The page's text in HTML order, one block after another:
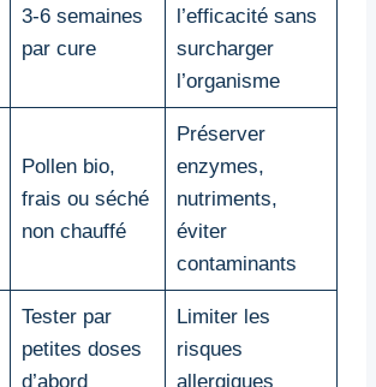
3-6 semaines
par cure
l’efficacité sans
surcharger
l’organisme
Pollen bio,
frais ou séché
non chauffé
Préserver
enzymes,
nutriments,
éviter
contaminants
Tester par
petites doses
d’abord
Limiter les
risques
allergiques